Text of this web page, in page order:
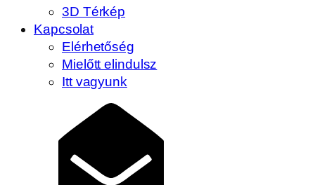
3D Térkép
Kapcsolat
Elérhetőség
Mielőtt elindulsz
Itt vagyunk